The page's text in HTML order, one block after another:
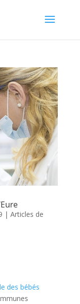
| Articles de
des bébés